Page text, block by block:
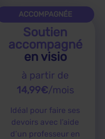
ACCOMPAGNÉE
Soutien
accompagné
en visio
à partir de
14,99€/mois
Idéal pour faire ses
devoirs avec l’aide
d’un professeur en